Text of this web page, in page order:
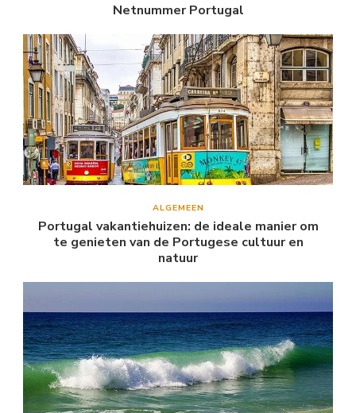
Netnummer Portugal
ALGEMEEN
Portugal vakantiehuizen: de ideale manier om
te genieten van de Portugese cultuur en
natuur